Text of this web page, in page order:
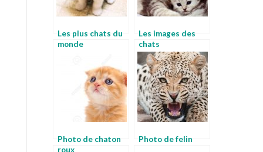
Les plus chats du
monde
Les images des
chats
Photo de chaton
roux
Photo de felin